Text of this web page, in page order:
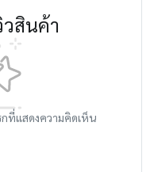
สินค้า
ที่แสดงความคิดเห็น